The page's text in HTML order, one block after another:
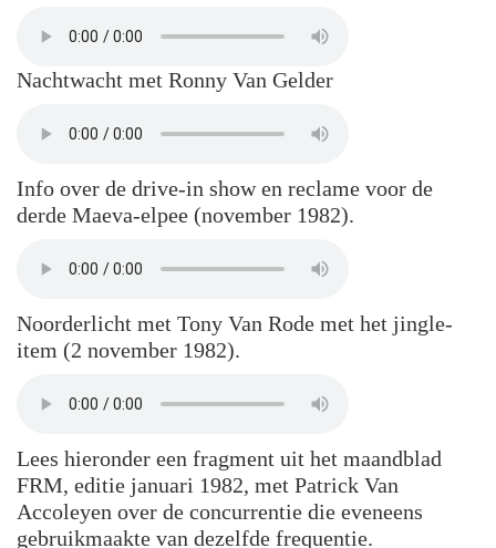
Nachtwacht met Ronny Van Gelder
Info over de drive-in show en reclame voor de
derde Maeva-elpee (november 1982).
Noorderlicht met Tony Van Rode met het jingle-
item (2 november 1982).
Lees hieronder een fragment uit het maandblad
FRM, editie januari 1982, met Patrick Van
Accoleyen over de concurrentie die eveneens
gebruikmaakte van dezelfde frequentie.